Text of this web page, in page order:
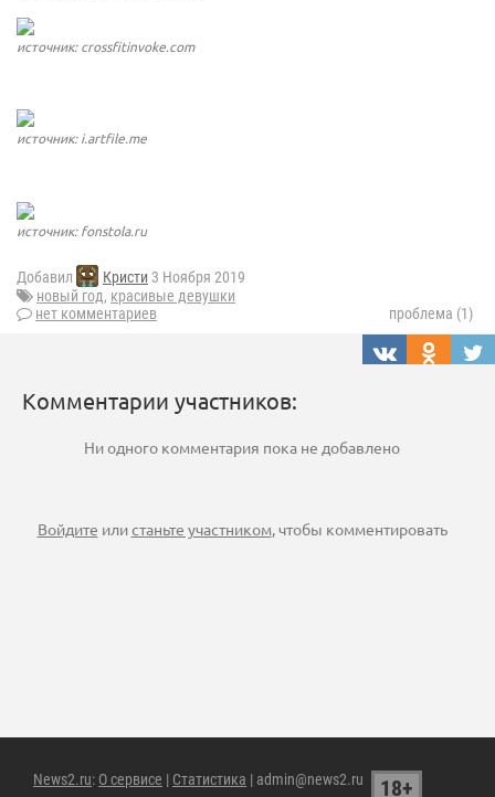
источник: crossfitinvoke.com
источник: i.artfile.me
источник: fonstola.ru
Добавил Кристи 3 Ноября 2019
новый год, красивые девушки
нет комментариев
проблема (1)
Комментарии участников:
Ни одного комментария пока не добавлено
Войдите илистаньте участником, чтобы комментировать
News2.ru: О сервисе | Статистика | admin@news2.ru 18+